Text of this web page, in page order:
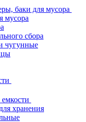
баки для мусора
мусора
сбора
чугунные
хранения